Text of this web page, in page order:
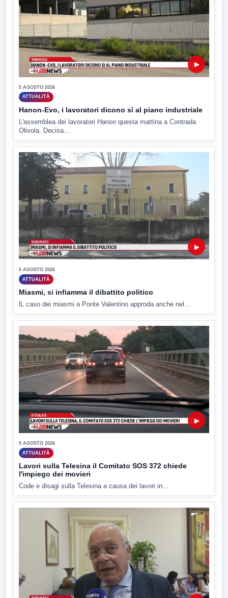
▶
5 AGOSTO 2026
ATTUALITÀ
Hanon-Evo, i lavoratori dicono sì al piano industriale
L'assemblea dei lavoratori Hanon questa mattina a Contrada
Olivola. Decisa...
▶
5 AGOSTO 2026
ATTUALITÀ
Miasmi, si infiamma il dibattito politico
lL caso dei miasmi a Ponte Valentino approda anche nel...
▶
5 AGOSTO 2026
ATTUALITÀ
Lavori sulla Telesina il Comitato SOS 372 chiede
l'impiego dei movieri
Code e disagi sulla Telesina a causa dei lavori in...